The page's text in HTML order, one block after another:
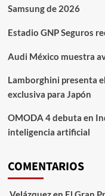
final
Abu
Samsung de 2026
Estadio GNP Seguros
Audi México muestra
Lamborghini presenta
exclusiva para Japón
OMODA 4 debuta en
inteligencia artificial
COMENTARIOS